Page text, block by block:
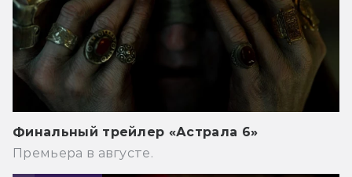
Финальный трейлер «Астрала 6»
Премьера в августе.